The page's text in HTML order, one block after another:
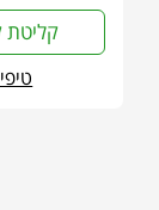
קליטת